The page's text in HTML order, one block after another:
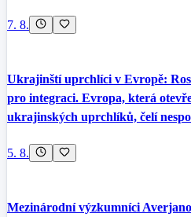
7. 8.
Ukrajinští uprchlíci v Evropě:
pro integraci. Evropa, která
ukrajinských uprchlíků, čelí
5. 8.
Mezinárodní výzkumníci